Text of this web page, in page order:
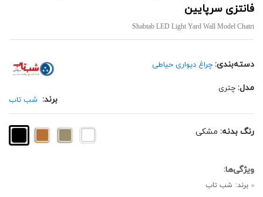
فانتزی سرپایین
Shabtab LED Light Yard Wall Model Chatri
دسته‌بندی: چراغ دیواری حیاطی
مدل: چتری
برند: شب تاب
رنگ بدنه: مشکی
برند: شب تاب